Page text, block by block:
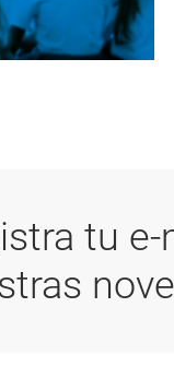
tu